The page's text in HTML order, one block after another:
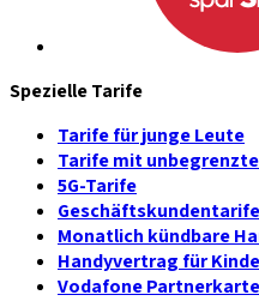
Spezielle Tarife
Tarife für junge Leute
Tarife mit
5G-Tarife
Geschäftskundentarife
Monatlich kündbare
Handyvertrag für
Vodafone Partnerkarte